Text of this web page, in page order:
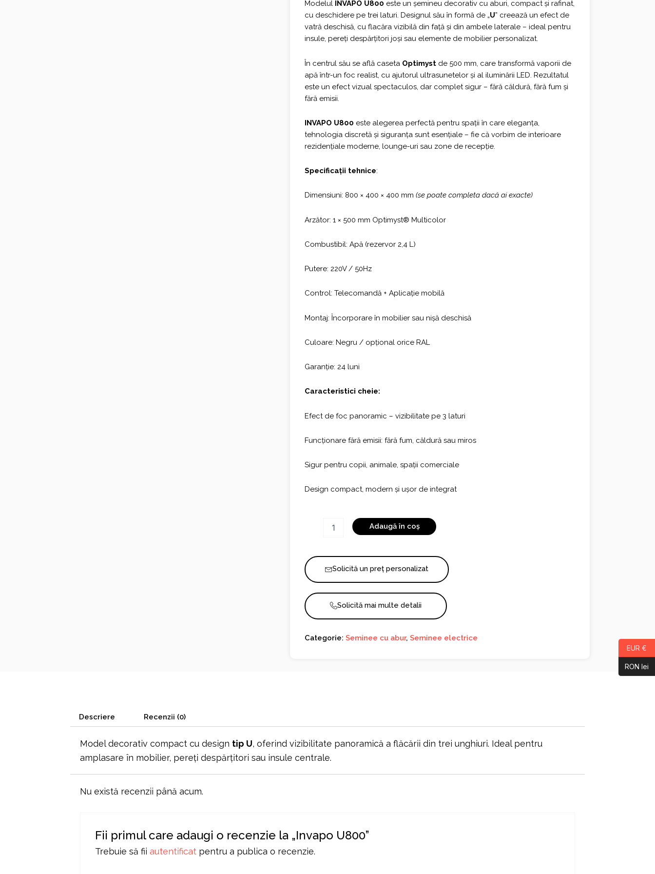
3.079,00 €.
Modelul INVAPO U800 este un șemineu decorativ cu aburi, compact și rafinat,
cu deschidere pe trei laturi. Designul său în formă de „U” creează un efect de
vatră deschisă, cu flacăra vizibilă din față și din ambele laterale – ideal pentru
insule, pereți despărțitori joși sau elemente de mobilier personalizat.
În centrul său se află caseta Optimyst de 500 mm, care transformă vaporii de
apă într-un foc realist, cu ajutorul ultrasunetelor și al iluminării LED. Rezultatul
este un efect vizual spectaculos, dar complet sigur – fără căldură, fără fum și
fără emisii.
INVAPO U800 este alegerea perfectă pentru spații în care eleganța,
tehnologia discretă și siguranța sunt esențiale – fie că vorbim de interioare
rezidențiale moderne, lounge-uri sau zone de recepție.
Specificații tehnice:
Dimensiuni: 800 × 400 × 400 mm(se poate completa dacă ai exacte)
Arzător: 1 × 500 mm Optimyst® Multicolor
Combustibil: Apă (rezervor 2,4 L)
Putere: 220V / 50Hz
Control: Telecomandă + Aplicație mobilă
Montaj: Încorporare în mobilier sau nișă deschisă
Culoare: Negru / opțional orice RAL
Garanție: 24 luni
Caracteristici cheie:
Efect de foc panoramic – vizibilitate pe 3 laturi
Funcționare fără emisii: fără fum, căldură sau miros
Sigur pentru copii, animale, spații comerciale
Design compact, modern și ușor de integrat
Adaugă în coș
Solicită un preț personalizat
Solicită mai multe detalii
Categorie:Seminee cu abur,Seminee electrice
Descriere Recenzii (0)
Model decorativ compact cu design tip U, oferind vizibilitate panoramică a flăcării din trei unghiuri. Ideal pentru
amplasare în mobilier, pereți despărțitori sau insule centrale.
Nu există recenzii până acum.
Fii primul care adaugi o recenzie la „Invapo U800”
Trebuie să fiiautentificat pentru a publica o recenzie.
EUR €
RON lei